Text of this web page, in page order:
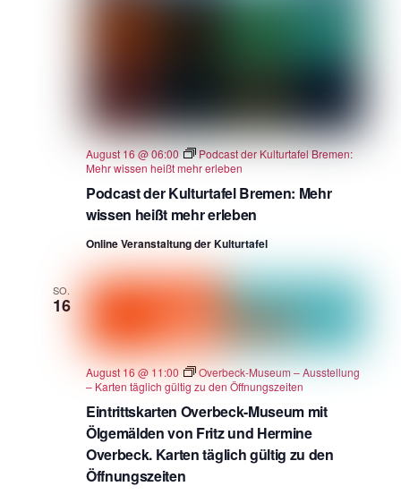
Podcast der Kulturtafel Bremen: Mehr
wissen heißt mehr erleben
August 16 @ 06:00
Podcast der Kulturtafel Bremen:
Mehr wissen heißt mehr erleben
Online Veranstaltung der Kulturtafel
SO.
16
Eintrittskarten Overbeck-Museum mit
Ölgemälden von Fritz und Hermine
Overbeck. Karten täglich gültig zu den
Öffnungszeiten
August 16 @ 11:00
Overbeck-Museum – Ausstellung
– Karten täglich gültig zu den Öffnungszeiten